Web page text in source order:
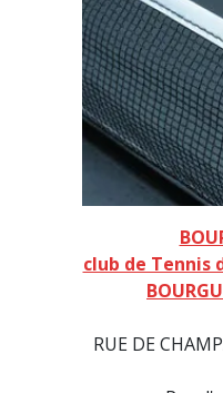
club de Tennis
RUE DE